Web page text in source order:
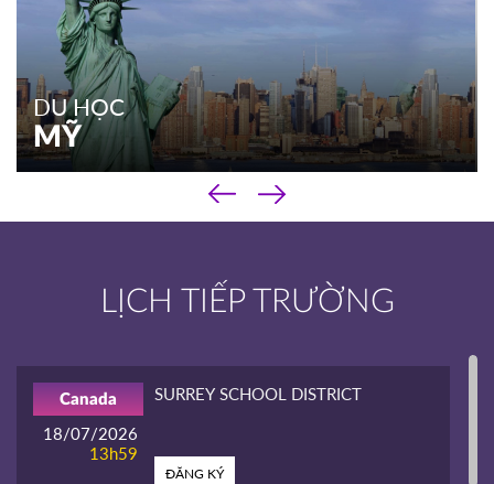
Chương trình cao đẳng
Kinh nghiệm du học
XEM THÊM
DU HỌC
MỸ
‹
›
LỊCH TIẾP TRƯỜNG
18/07/2026
13h59
Canada SURREY SCHOOL DISTRICT
ĐĂNG KÝ